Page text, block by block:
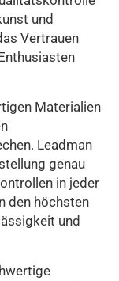
und
Vertrauen
Materialien
Leadman
genau
in jeder
den höchsten
und